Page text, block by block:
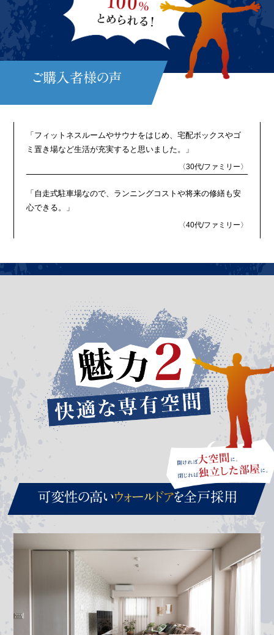
ご購入者様の声
「フィットネスルームやサウナをはじめ、宅配ボックスやゴ
ミ置き場など生活が充実すると思いました。」
〈30代/ファミリー〉
「自走式駐車場なので、ランニングコストや将来の修繕も安
心できる。」
〈40代/ファミリー〉
可変性の高いウォールドアを全戸採用